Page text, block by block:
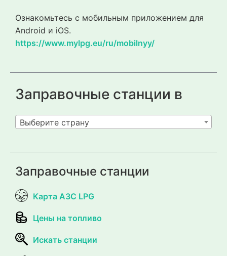
Ознакомьтесь с мобильным приложением для
Android и iOS.
https://www.mylpg.eu/ru/mobilnyy/
Заправочные станции в
Выберите страну
Заправочные станции
Карта АЗС LPG
Цены на топливо
Искать станции